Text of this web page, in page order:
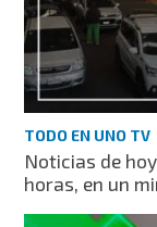
TODO EN UNO TV
Noticias de
horas, en un